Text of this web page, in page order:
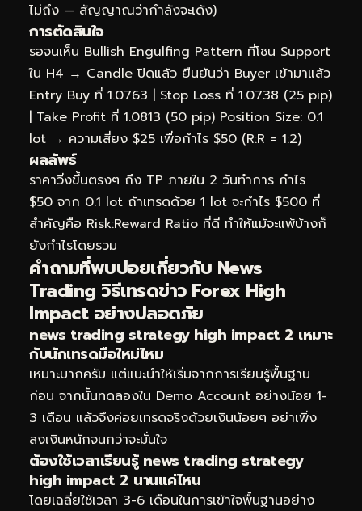
ไม่ถึง — สัญญาณว่ากำลังจะเด้ง)
การตัดสินใจ
รอจนเห็น Bullish Engulfing Pattern ที่โซน Support
ใน H4 → Candle ปิดแล้ว ยืนยันว่า Buyer เข้ามาแล้ว
Entry Buy ที่ 1.0763 | Stop Loss ที่ 1.0738 (25 pip)
| Take Profit ที่ 1.0813 (50 pip) Position Size: 0.1
lot → ความเสี่ยง $25 เพื่อกำไร $50 (R:R = 1:2)
ผลลัพธ์
ราคาวิ่งขึ้นตรงๆ ถึง TP ภายใน 2 วันทำการ กำไร
$50 จาก 0.1 lot ถ้าเทรดด้วย 1 lot จะกำไร $500 ที่
สำคัญคือ Risk:Reward Ratio ที่ดี ทำให้แม้จะแพ้บ้างก็
ยังกำไรโดยรวม
คำถามที่พบบ่อยเกี่ยวกับ News
Trading วิธีเทรดข่าว Forex High
Impact อย่างปลอดภัย
news trading strategy high impact 2 เหมาะ
กับนักเทรดมือใหม่ไหม
เหมาะมากครับ แต่แนะนำให้เริ่มจากการเรียนรู้พื้นฐาน
ก่อน จากนั้นทดลองใน Demo Account อย่างน้อย 1-
3 เดือน แล้วจึงค่อยเทรดจริงด้วยเงินน้อยๆ อย่าเพิ่ง
ลงเงินหนักจนกว่าจะมั่นใจ
ต้องใช้เวลาเรียนรู้ news trading strategy
high impact 2 นานแค่ไหน
โดยเฉลี่ยใช้เวลา 3-6 เดือนในการเข้าใจพื้นฐานอย่าง